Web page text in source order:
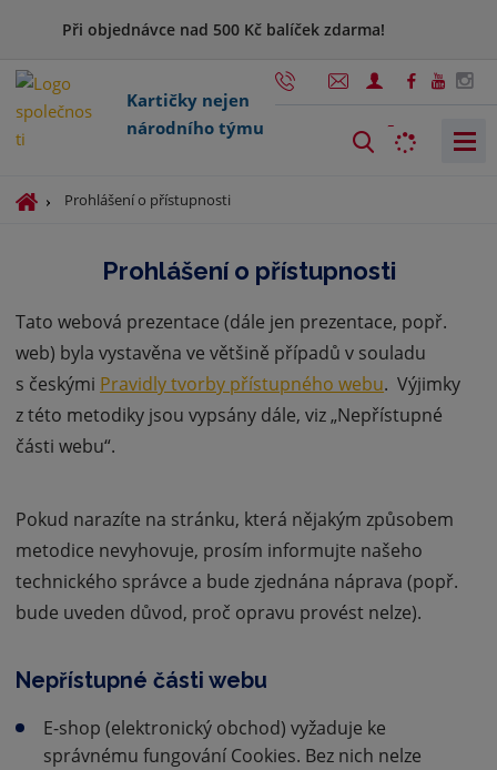
Při objednávce nad 500 Kč balíček zdarma!
Kartičky nejen
národního týmu
d
t
Ú
í
s
r
a
n
Prohlášení o přístupnosti
Prohlášení o přístupnosti
Tato webová prezentace (dále jen prezentace, popř.
web) byla vystavěna ve většině případů v souladu
s českými Pravidly tvorby přístupného webu. Výjimky
z této metodiky jsou vypsány dále, viz „Nepřístupné
části webu“.
Pokud narazíte na stránku, která nějakým způsobem
metodice nevyhovuje, prosím informujte našeho
technického správce a bude zjednána náprava (popř.
bude uveden důvod, proč opravu provést nelze).
Nepřístupné části webu
E-shop (elektronický obchod) vyžaduje ke
správnému fungování Cookies. Bez nich nelze